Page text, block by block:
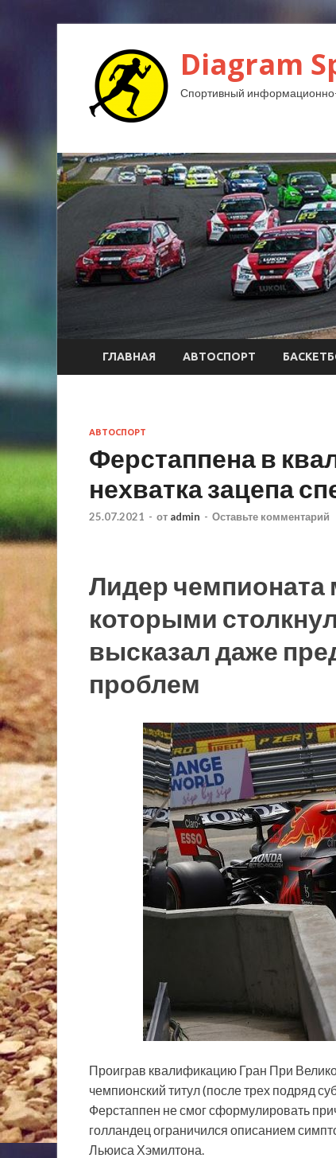
Diagram
Спортивный
ГЛАВНАЯ АВТОСПОРТ
АВТОСПОРТ
Ферстаппена в
нехватка зацепа
25.07.2021 - от admin - Оставьте комментарий
Лидер чемпионата
которыми
высказал даже
проблем
Проиграв квалификацию Гран При
чемпионский титул (после трех подряд
Ферстаппен не смог сформулировать
голландец ограничился описанием
Льюиса Хэмилтона.